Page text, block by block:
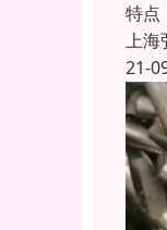
特点
上海
21-